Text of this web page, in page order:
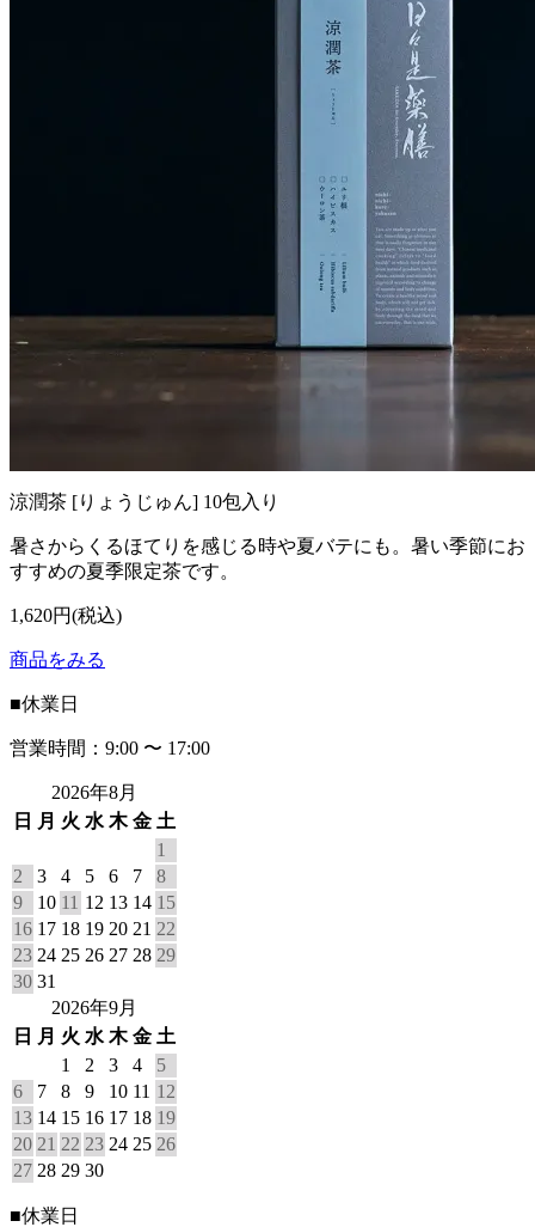
涼潤茶 [りょうじゅん] 10包入り
暑さからくるほてりを感じる時や夏バテにも。暑い季節にお
すすめの夏季限定茶です。
1,620円(税込)
商品をみる
■休業日
営業時間：9:00 〜 17:00
2026年8月
日
月 火 水 木 金 土
1
2
3 4 5 6 7
8
9
10 11 12 13 14 15
16 17 18 19 20 21 22
23 24 25 26 27 28 29
30 31
2026年9月
日
月 火 水 木 金 土
1
2 3 4
5
6
7 8 9 10 11 12
13 14 15 16 17 18 19
20 21 22 23 24 25 26
27 28 29 30
■休業日